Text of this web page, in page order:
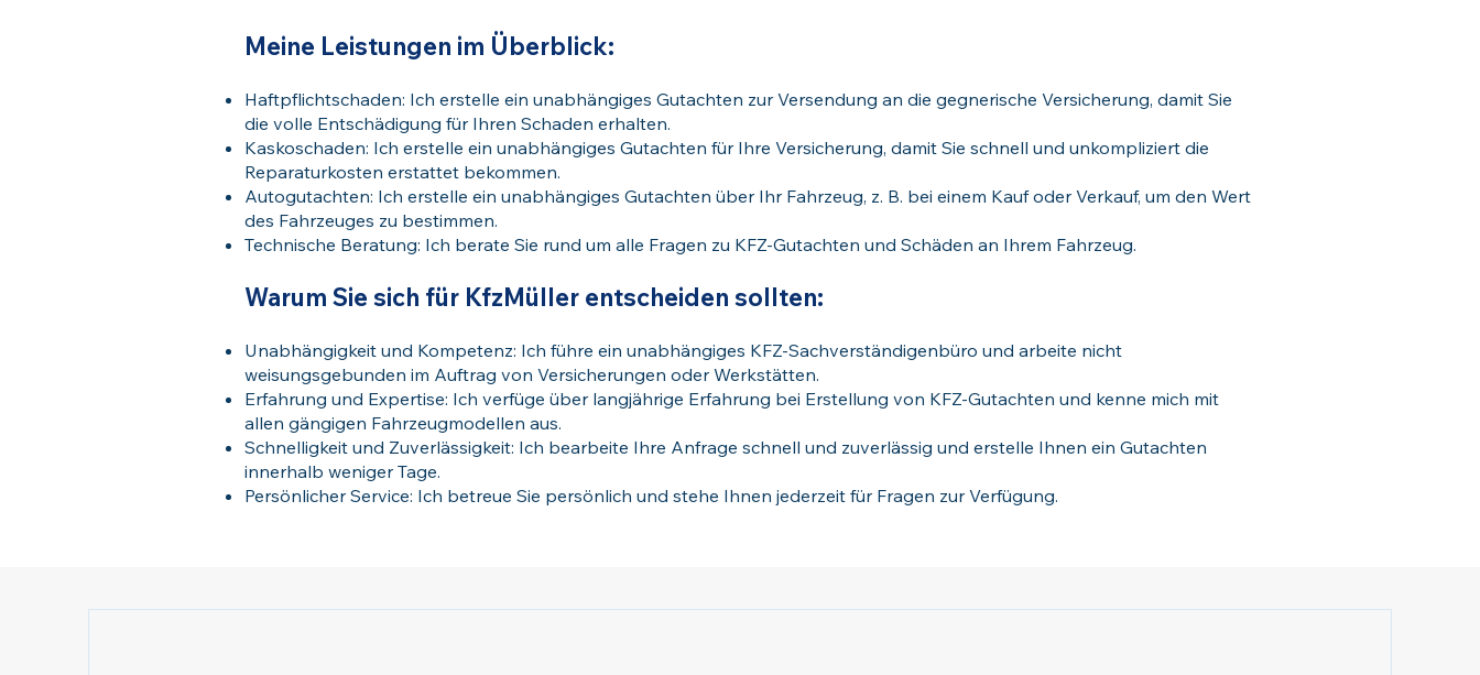
Meine Leistungen im Überblick:
Haftpflichtschaden: Ich erstelle ein unabhängiges Gutachten zur Versendung an die gegnerische Versicherung, damit Sie
die volle Entschädigung für Ihren Schaden erhalten.
Kaskoschaden: Ich erstelle ein unabhängiges Gutachten für Ihre Versicherung, damit Sie schnell und unkompliziert die
Reparaturkosten erstattet bekommen.
Autogutachten: Ich erstelle ein unabhängiges Gutachten über Ihr Fahrzeug, z. B. bei einem Kauf oder Verkauf, um den Wert
des Fahrzeuges zu bestimmen.
Technische Beratung: Ich berate Sie rund um alle Fragen zu KFZ-Gutachten und Schäden an Ihrem Fahrzeug.
Warum Sie sich für KfzMüller entscheiden sollten:
Unabhängigkeit und Kompetenz: Ich führe ein unabhängiges KFZ-Sachverständigenbüro und arbeite nicht
weisungsgebunden im Auftrag von Versicherungen oder Werkstätten.
Erfahrung und Expertise: Ich verfüge über langjährige Erfahrung bei Erstellung von KFZ-Gutachten und kenne mich mit
allen gängigen Fahrzeugmodellen aus.
Schnelligkeit und Zuverlässigkeit: Ich bearbeite Ihre Anfrage schnell und zuverlässig und erstelle Ihnen ein Gutachten
innerhalb weniger Tage.
Persönlicher Service: Ich betreue Sie persönlich und stehe Ihnen jederzeit für Fragen zur Verfügung.